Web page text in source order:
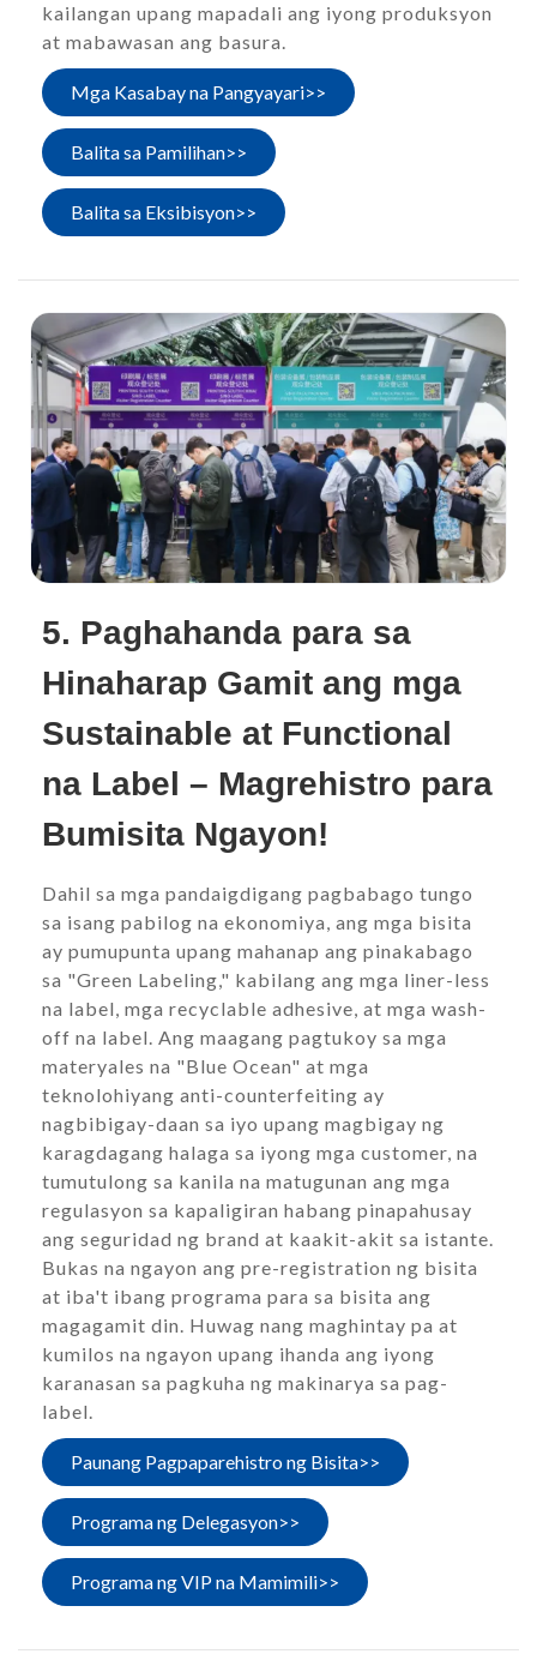
kailangan upang mapadali ang iyong produksyon
at mabawasan ang basura.
Mga Kasabay na Pangyayari>>
Balita sa Pamilihan>>
Balita sa Eksibisyon>>
5. Paghahanda para sa
Hinaharap Gamit ang mga
Sustainable at Functional
na Label – Magrehistro para
Bumisita Ngayon!
Dahil sa mga pandaigdigang pagbabago tungo
sa isang pabilog na ekonomiya, ang mga bisita
ay pumupunta upang mahanap ang pinakabago
sa "Green Labeling," kabilang ang mga liner-less
na label, mga recyclable adhesive, at mga wash-
off na label. Ang maagang pagtukoy sa mga
materyales na "Blue Ocean" at mga
teknolohiyang anti-counterfeiting ay
nagbibigay-daan sa iyo upang magbigay ng
karagdagang halaga sa iyong mga customer, na
tumutulong sa kanila na matugunan ang mga
regulasyon sa kapaligiran habang pinapahusay
ang seguridad ng brand at kaakit-akit sa istante.
Bukas na ngayon ang pre-registration ng bisita
at iba't ibang programa para sa bisita ang
magagamit din. Huwag nang maghintay pa at
kumilos na ngayon upang ihanda ang iyong
karanasan sa pagkuha ng makinarya sa pag-
label.
Paunang Pagpaparehistro ng Bisita>>
Programa ng Delegasyon>>
Programa ng VIP na Mamimili>>